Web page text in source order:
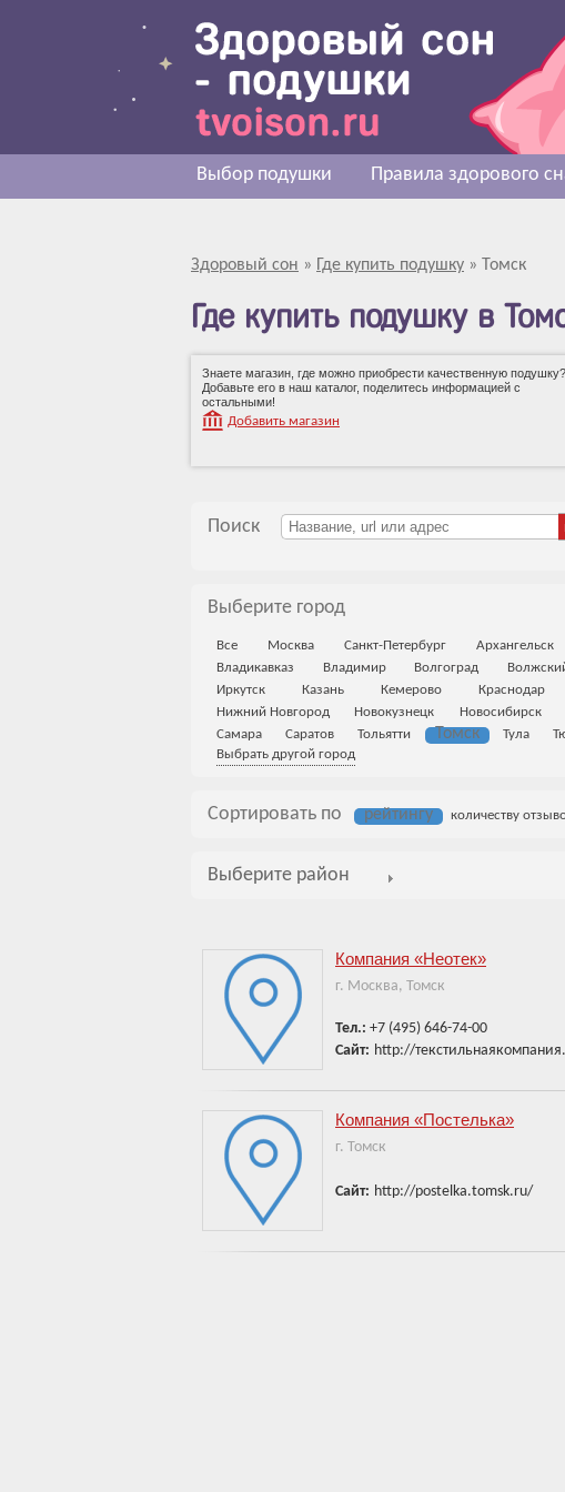
Выбор подушки Правила здорового
Здоровый сон » Где купить подушку » Томск
Где купить подушку в
Знаете магазин, где можно приобрести качественную подушку?
Добавьте его в наш каталог, поделитесь информацией с
остальными!
Добавить магазин
Поиск
Выберите город
Все Москва Санкт-Петербург Архангельск
Владикавказ
Владимир Волгоград
Иркутск
Казань Кемерово Краснодар
Нижний Новгород
Новокузнецк Новосибирск
Самара
Саратов Тольятти Томск Тула
Выбрать другой город
Сортировать по рейтингу количеству
Выберите район
Компания «Неотек»
г. Москва, Томск
Тел.: +7 (495) 646-74-00
Сайт: http://
Компания «Постелька»
г. Томск
Сайт: http://postelka.tomsk.ru/